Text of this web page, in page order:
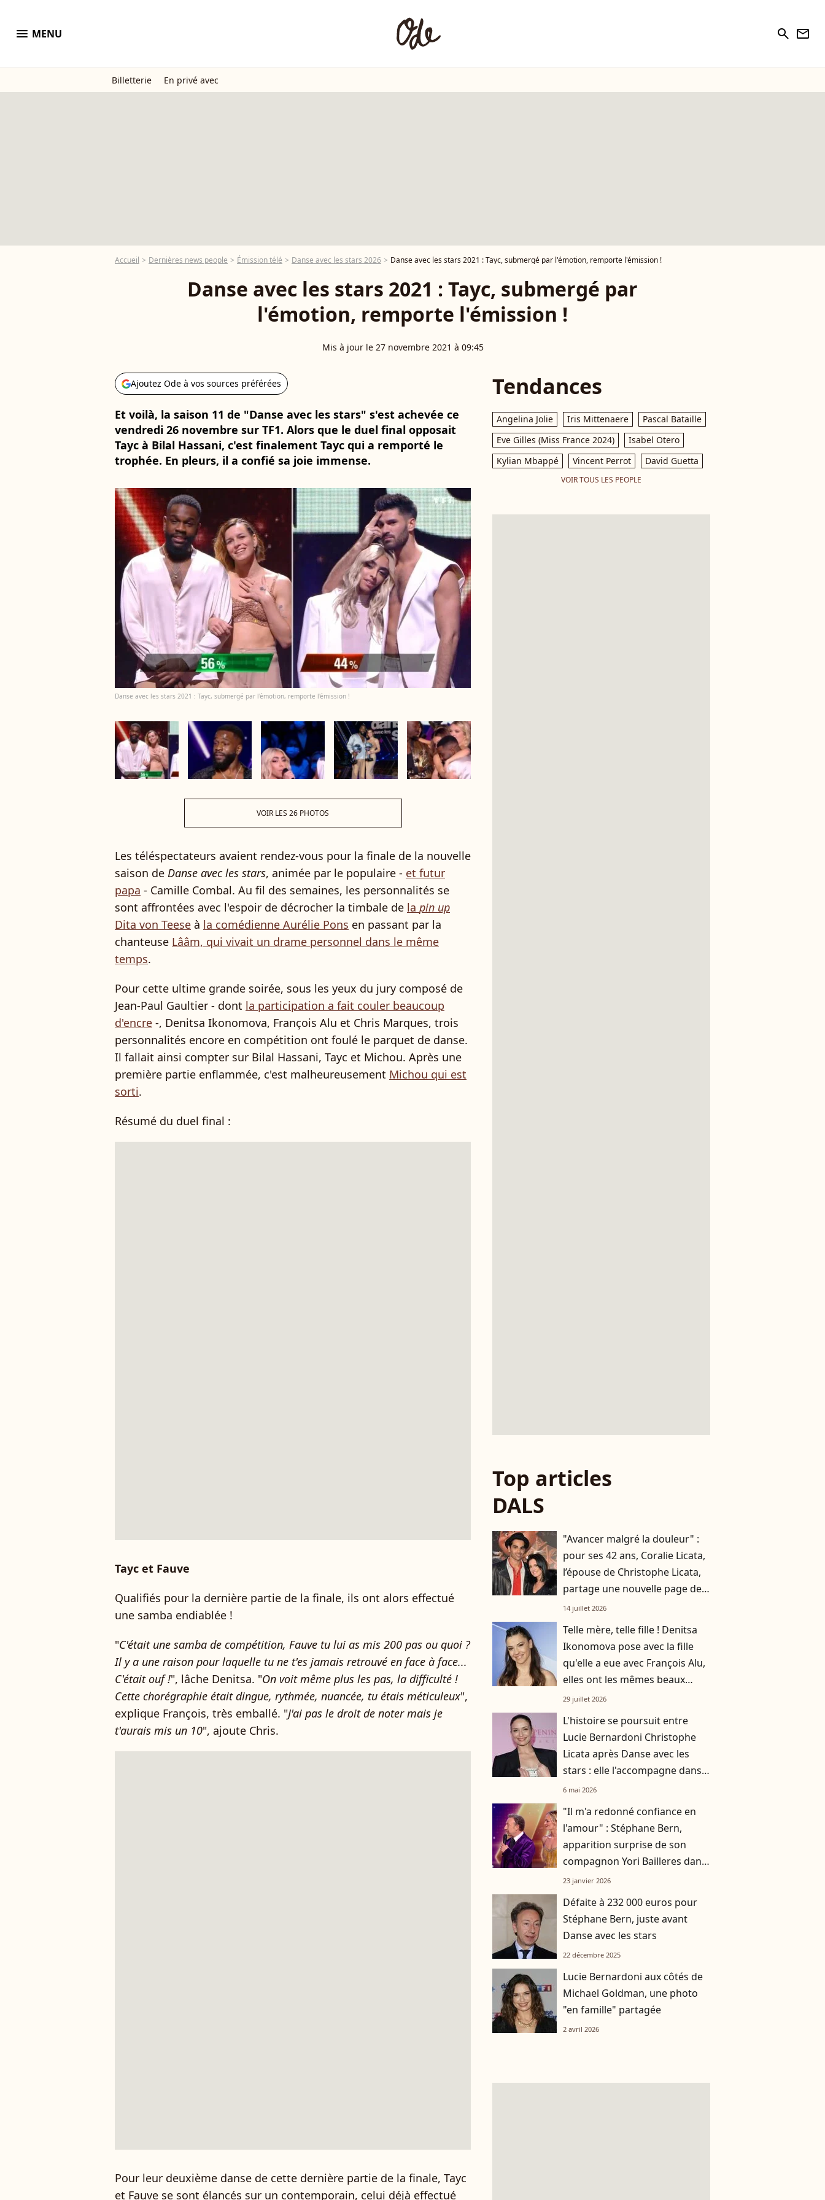
menu MENU search newsletter
Billetterie En privé avec
Accueil Dernières news people Émission télé Danse avec les stars 2026 Danse avec les stars 2021 : Tayc, submergé par l'émotion, remporte l'émission !
Danse avec les stars 2021 : Tayc, submergé par
l'émotion, remporte l'émission !
Mis à jour le 27 novembre 2021 à 09:45
Ajoutez Ode à vos sources préférées
Et voilà, la saison 11 de "Danse avec les stars" s'est achevée ce
vendredi 26 novembre sur TF1. Alors que le duel final opposait
Tayc à Bilal Hassani, c'est finalement Tayc qui a remporté le
trophée. En pleurs, il a confié sa joie immense.
Danse avec les stars 2021 : Tayc, submergé par l'émotion, remporte l'émission !
VOIR LES 26 PHOTOS
Les téléspectateurs avaient rendez-vous pour la finale de la nouvelle
saison de Danse avec les stars, animée par le populaire - et futur
papa - Camille Combal. Au fil des semaines, les personnalités se
sont affrontées avec l'espoir de décrocher la timbale de la pin up
Dita von Teese à la comédienne Aurélie Pons en passant par la
chanteuse Lââm, qui vivait un drame personnel dans le même
temps.
Pour cette ultime grande soirée, sous les yeux du jury composé de
Jean-Paul Gaultier - dont la participation a fait couler beaucoup
d'encre -, Denitsa Ikonomova, François Alu et Chris Marques, trois
personnalités encore en compétition ont foulé le parquet de danse.
Il fallait ainsi compter sur Bilal Hassani, Tayc et Michou. Après une
première partie enflammée, c'est malheureusement Michou qui est
sorti.
Résumé du duel final :
Tayc et Fauve
Qualifiés pour la dernière partie de la finale, ils ont alors effectué
une samba endiablée !
"C'était une samba de compétition, Fauve tu lui as mis 200 pas ou quoi ?
Il y a une raison pour laquelle tu ne t'es jamais retrouvé en face à face...
C'était ouf !", lâche Denitsa. "On voit même plus les pas, la difficulté !
Cette chorégraphie était dingue, rythmée, nuancée, tu étais méticuleux",
explique François, très emballé. "J'ai pas le droit de noter mais je
t'aurais mis un 10", ajoute Chris.
Pour leur deuxième danse de cette dernière partie de la finale, Tayc
et Fauve se sont élancés sur un contemporain, celui déjà effectué
Tendances
Angelina Jolie Iris Mittenaere
Pascal Bataille
Eve Gilles (Miss France 2024)
Isabel Otero
Kylian Mbappé
Vincent Perrot David Guetta
VOIR TOUS LES PEOPLE
Top articles
DALS
"Avancer malgré la douleur" :
pour ses 42 ans, Coralie Licata,
l’épouse de Christophe Licata,
partage une nouvelle page de
son histoire
14 juillet 2026
Telle mère, telle fille ! Denitsa
Ikonomova pose avec la fille
qu'elle a eue avec François Alu,
elles ont les mêmes beaux
cheveux châtains
29 juillet 2026
L'histoire se poursuit entre
Lucie Bernardoni Christophe
Licata après Danse avec les
stars : elle l'accompagne dans
une nouvelle aventure
6 mai 2026
"Il m'a redonné confiance en
l'amour" : Stéphane Bern,
apparition surprise de son
compagnon Yori Bailleres dans
Danse avec les stars
23 janvier 2026
Défaite à 232 000 euros pour
Stéphane Bern, juste avant
Danse avec les stars
22 décembre 2025
Lucie Bernardoni aux côtés de
Michael Goldman, une photo
"en famille" partagée
2 avril 2026